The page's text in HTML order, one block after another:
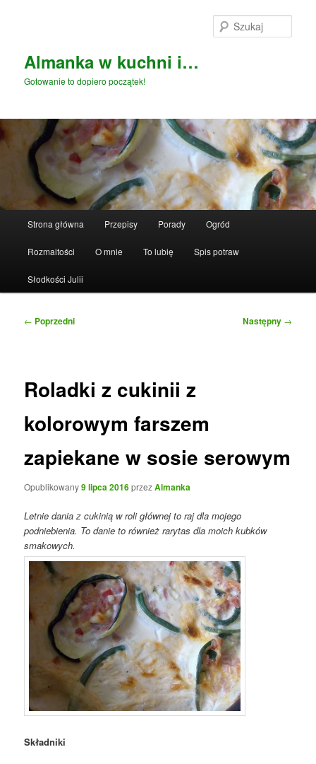
Almanka w kuchni i…
Gotowanie to dopiero początek!
Strona główna Przepisy Porady Ogród
Rozmaitości O mnie To lubię Spis potraw
Słodkości Julii
Nawigacja
← Poprzedni Następny →
Roladki z cukinii z
kolorowym farszem
zapiekane w sosie serowym
Opublikowany9 lipca 2016przezAlmanka
Letnie dania z cukinią w roli głównej to raj dla mojego
podniebienia. To danie to również rarytas dla moich kubków
smakowych.
Składniki